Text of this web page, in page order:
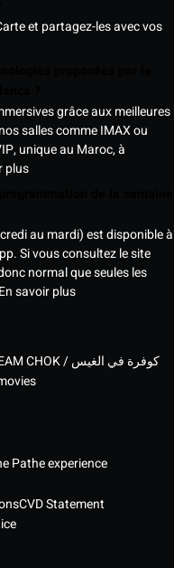
et partagez-les avec vos
grâce aux meilleures
salles comme IMAX ou
unique au Maroc, à
plus
au mardi) est disponible à
Si vous consultez le site
normal que seules les
En savoir plus
DREAM CHOK / كوفرة في الغيس
Pathe experience
CVD Statement